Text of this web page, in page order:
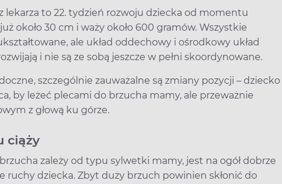
lekarza to 22. tydzień rozwoju dziecka od momentu
około 30 cm i waży około 600 gramów. Wszystkie
ale układ oddechowy i ośrodkowy układ
i nie są ze sobą jeszcze w pełni skoordynowane.
szczególnie zauważalne są zmiany pozycji – dziecko
by leżeć plecami do brzucha mamy, ale przeważnie
z głową ku górze.
ciąży
zależy od typu sylwetki mamy, jest na ogół dobrze
ruchy dziecka. Zbyt duży brzuch powinien skłonić do